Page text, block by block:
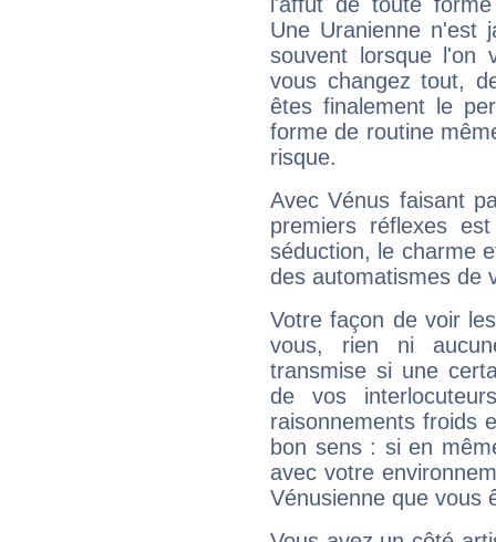
Une Uranienne n'est
souvent lorsque l'on
vous changez tout,
êtes finalement le
forme de routine
risque.
Avec Vénus faisant
premiers réflexes
séduction, le charme
des automatismes de
Votre façon de voir
vous, rien ni
transmise si une
de vos
raisonnements froids
bon sens : si en
avec votre
Vénusienne que vous